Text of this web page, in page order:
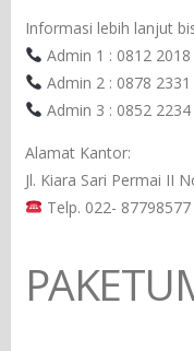
Informasi lebih lanjut
Admin 1 : 0812 2018
Admin 2 : 0878
Admin 3 : 0852 2234
Alamat Kantor:
Jl. Kiara Sari Permai II
Telp. 022- 87798577